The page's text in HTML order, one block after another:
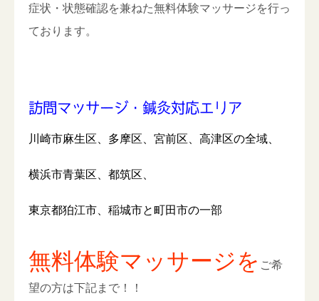
症状・状態確認を兼ねた無料体験マッサージを行っ
ております。
訪問マッサージ・鍼灸対応エリア
川崎市麻生区、多摩区、宮前区、高津区の全域、
横浜市青葉区、都筑区、
東京都狛江市、稲城市と町田市の一部
無料体験マッサージを ご希
望の方は下記まで！！